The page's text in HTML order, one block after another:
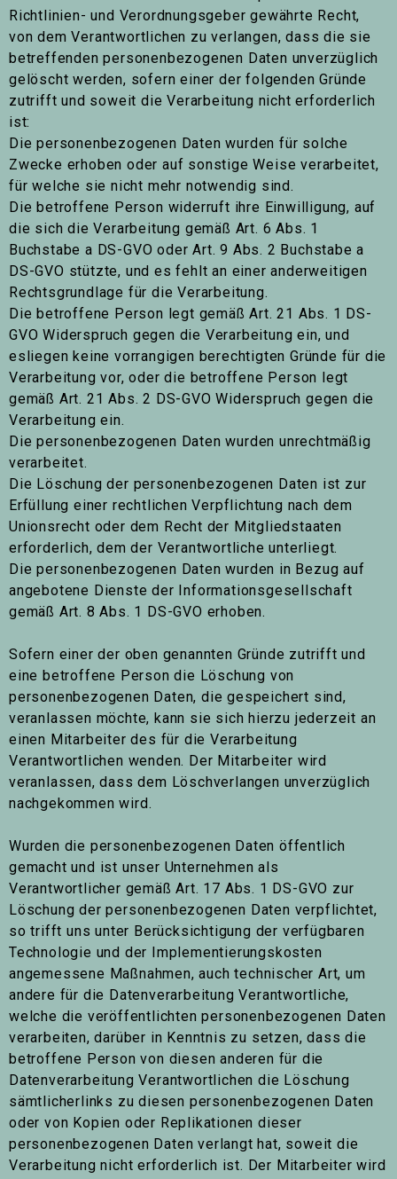
Richtlinien- und Verordnungsgeber gewährte Recht,
von dem Verantwortlichen zu verlangen, dass die sie
betreffenden personenbezogenen Daten unverzüglich
gelöscht werden, sofern einer der folgenden Gründe
zutrifft und soweit die Verarbeitung nicht erforderlich
ist:
Die personenbezogenen Daten wurden für solche
Zwecke erhoben oder auf sonstige Weise verarbeitet,
für welche sie nicht mehr notwendig sind.
Die betroffene Person widerruft ihre Einwilligung, auf
die sich die Verarbeitung gemäß Art. 6 Abs. 1
Buchstabe a DS-GVO oder Art. 9 Abs. 2 Buchstabe a
DS-GVO stützte, und es fehlt an einer anderweitigen
Rechtsgrundlage für die Verarbeitung.
Die betroffene Person legt gemäß Art. 21 Abs. 1 DS-
GVO Widerspruch gegen die Verarbeitung ein, und
esliegen keine vorrangigen berechtigten Gründe für die
Verarbeitung vor, oder die betroffene Person legt
gemäß Art. 21 Abs. 2 DS-GVO Widerspruch gegen die
Verarbeitung ein.
Die personenbezogenen Daten wurden unrechtmäßig
verarbeitet.
Die Löschung der personenbezogenen Daten ist zur
Erfüllung einer rechtlichen Verpflichtung nach dem
Unionsrecht oder dem Recht der Mitgliedstaaten
erforderlich, dem der Verantwortliche unterliegt.
Die personenbezogenen Daten wurden in Bezug auf
angebotene Dienste der Informationsgesellschaft
gemäß Art. 8 Abs. 1 DS-GVO erhoben.
Sofern einer der oben genannten Gründe zutrifft und
eine betroffene Person die Löschung von
personenbezogenen Daten, die gespeichert sind,
veranlassen möchte, kann sie sich hierzu jederzeit an
einen Mitarbeiter des für die Verarbeitung
Verantwortlichen wenden. Der Mitarbeiter wird
veranlassen, dass dem Löschverlangen unverzüglich
nachgekommen wird.
Wurden die personenbezogenen Daten öffentlich
gemacht und ist unser Unternehmen als
Verantwortlicher gemäß Art. 17 Abs. 1 DS-GVO zur
Löschung der personenbezogenen Daten verpflichtet,
so trifft uns unter Berücksichtigung der verfügbaren
Technologie und der Implementierungskosten
angemessene Maßnahmen, auch technischer Art, um
andere für die Datenverarbeitung Verantwortliche,
welche die veröffentlichten personenbezogenen Daten
verarbeiten, darüber in Kenntnis zu setzen, dass die
betroffene Person von diesen anderen für die
Datenverarbeitung Verantwortlichen die Löschung
sämtlicherlinks zu diesen personenbezogenen Daten
oder von Kopien oder Replikationen dieser
personenbezogenen Daten verlangt hat, soweit die
Verarbeitung nicht erforderlich ist. Der Mitarbeiter wird